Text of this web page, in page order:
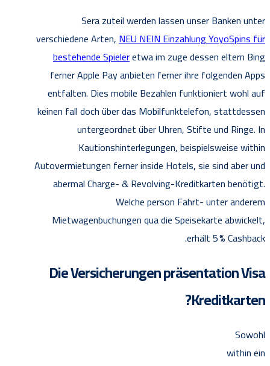
Sera zuteil werden lassen unser Banken unter
verschiedene Arten,NEU NEIN Einzahlung YoyoSpins für
bestehende Spieleretwa im zuge dessen eltern Bing
ferner Apple Pay anbieten ferner ihre folgenden Apps
entfalten. Dies mobile Bezahlen funktioniert wohl auf
keinen fall doch über das Mobilfunktelefon, stattdessen
untergeordnet über Uhren, Stifte und Ringe. In
Kautionshinterlegungen, beispielsweise within
Autovermietungen ferner inside Hotels, sie sind aber und
abermal Charge- & Revolving-Kreditkarten benötigt.
Welche person Fahrt- unter anderem
Mietwagenbuchungen qua die Speisekarte abwickelt,
erhält 5 % Cashback.
Die Versicherungen präsentation Visa
Kreditkarten?
Sowohl
within ein